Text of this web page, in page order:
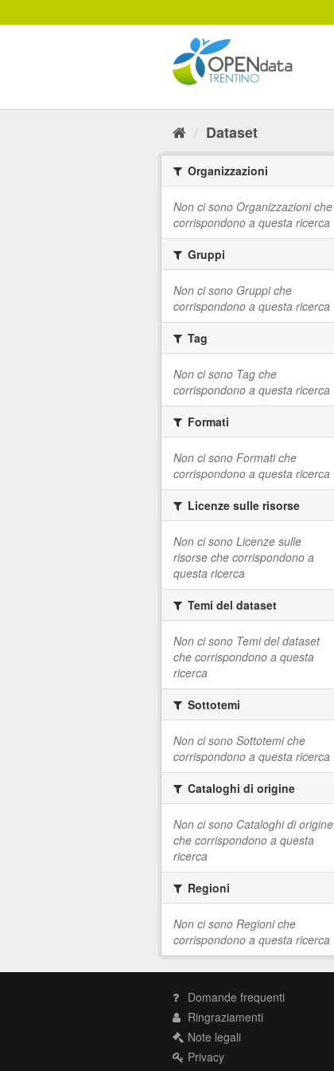
al
Dataset
Organizzazioni
Non ci sono Organizzazioni che
corrispondono a questa ricerca
Gruppi
Non ci sono Gruppi che
corrispondono a questa ricerca
Tag
Non ci sono Tag che
corrispondono a questa ricerca
Formati
Non ci sono Formati che
corrispondono a questa ricerca
Licenze sulle risorse
Non ci sono Licenze sulle
risorse che corrispondono a
questa ricerca
Temi del dataset
Non ci sono Temi del dataset
che corrispondono a questa
ricerca
Sottotemi
Non ci sono Sottotemi che
corrispondono a questa ricerca
Cataloghi di origine
Non ci sono Cataloghi di origine
che corrispondono a questa
ricerca
Regioni
Non ci sono Regioni che
corrispondono a questa ricerca
Domande frequenti
Ringraziamenti
Note legali
Privacy